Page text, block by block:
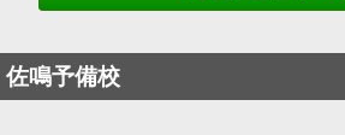
佐鳴予備校